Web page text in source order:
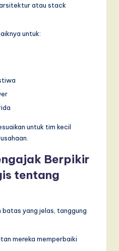
atau stack
untuk:
untuk tim kecil
Berpikir
tentang
batas yang jelas, tanggung
mereka memperbaiki